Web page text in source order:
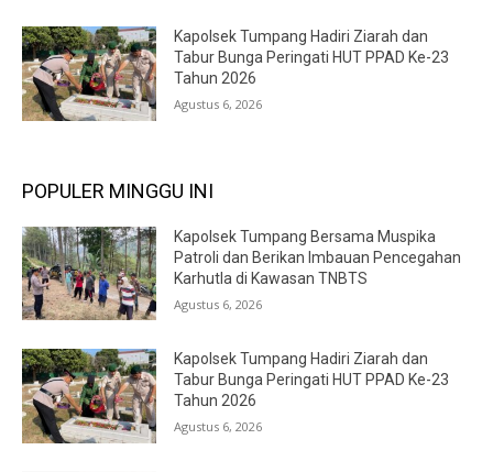
Kapolsek Tumpang Hadiri Ziarah dan
Tabur Bunga Peringati HUT PPAD Ke-23
Tahun 2026
Agustus 6, 2026
POPULER MINGGU INI
Kapolsek Tumpang Bersama Muspika
Patroli dan Berikan Imbauan Pencegahan
Karhutla di Kawasan TNBTS
Agustus 6, 2026
Kapolsek Tumpang Hadiri Ziarah dan
Tabur Bunga Peringati HUT PPAD Ke-23
Tahun 2026
Agustus 6, 2026